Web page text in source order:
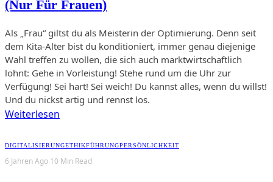
(nur Für Frauen)
Als „Frau“ giltst du als Meisterin der Optimierung. Denn seit
dem Kita-Alter bist du konditioniert, immer genau diejenige
Wahl treffen zu wollen, die sich auch marktwirtschaftlich
lohnt: Gehe in Vorleistung! Stehe rund um die Uhr zur
Verfügung! Sei hart! Sei weich! Du kannst alles, wenn du willst!
Und du nickst artig und rennst los.
Weiterlesen
DIGITALISIERUNGETHIKFÜHRUNGPERSÖNLICHKEIT
6 Jahren Ago 10 Min Read